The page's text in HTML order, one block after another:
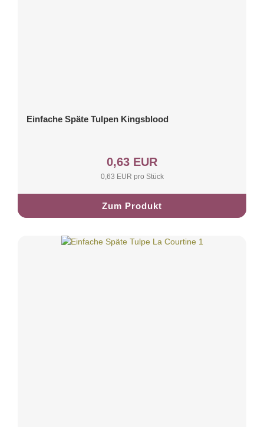
Einfache Späte Tulpen Kingsblood
0,63 EUR
0,63 EUR pro Stück
Zum Produkt